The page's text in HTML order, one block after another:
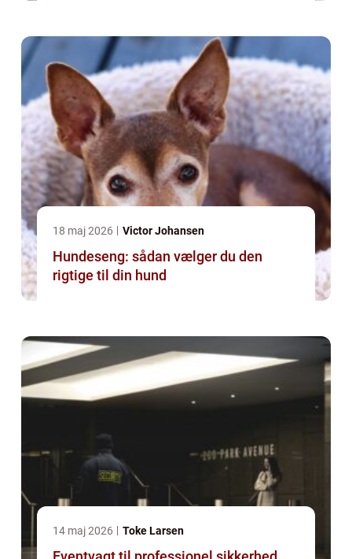
18 maj 2026 Victor Johansen
Hundeseng: sådan vælger du den
rigtige til din hund
14 maj 2026 Toke Larsen